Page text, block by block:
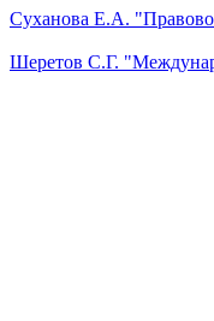
Суханова Е.А.
Шеретов С.Г.